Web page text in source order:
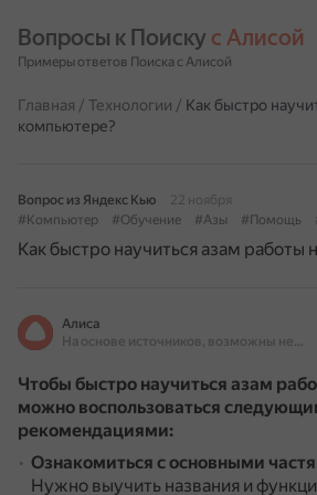
Вопросы к Поиску с Алисой
Примеры ответов Поиска с Алисой
Главная / Технологии / Как быстро
компьютере?
Вопрос из Яндекс Кью
22 ноября
#Компьютер
#Обучение #Азы #Помощь
Как быстро научиться азам работы
Алиса
На основе источников, возможны неточности
Чтобы быстро научиться азам
можно воспользоваться
рекомендациями:
Ознакомиться с основными
Нужно выучить названия и